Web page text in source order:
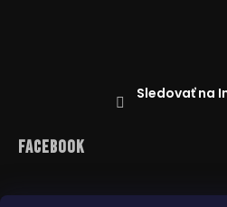
Sledovať na
Facebook